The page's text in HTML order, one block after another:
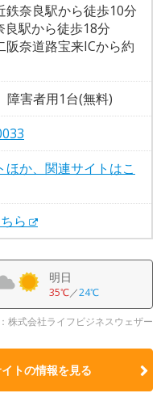
鉄奈良駅から徒歩10分
良駅から徒歩18分
阪奈道路宝来ICから約
障害者用1台(無料)
ほか、関連サイトはこ
ら
明日
35℃／24℃
株式会社ライフビジネスウェザー
トの情報を見る